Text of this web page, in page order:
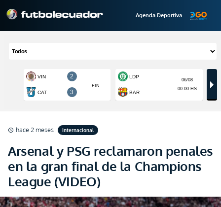
Agenda Deportiva
schedule hace 2 meses Internacional
Arsenal y PSG reclamaron penales
en la gran final de la Champions
League (VIDEO)